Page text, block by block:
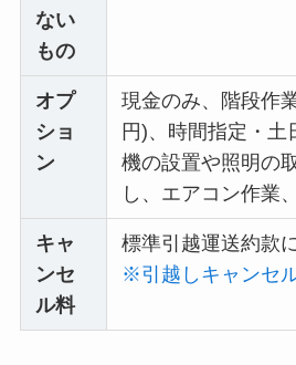
ない
もの
オプ
ショ
ン
現金のみ、階段作
円)、時間指定・土
機の設置や照明の
し、エアコン作業
キャ
ンセ
ル料
標準引越運送約款
※引越しキャンセ